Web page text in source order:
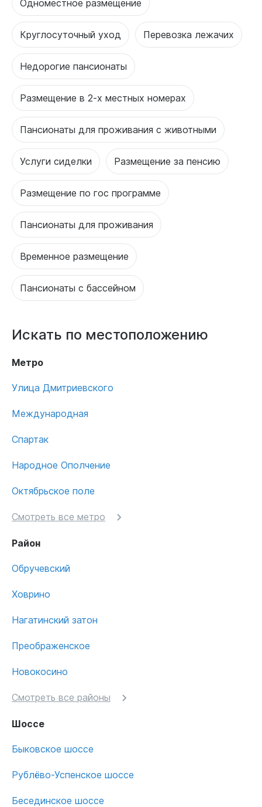
Одноместное размещение
Круглосуточный уход Перевозка лежачих
Недорогие пансионаты
Размещение в 2-х местных номерах
Пансионаты для проживания с животными
Услуги сиделки Размещение за пенсию
Размещение по гос программе
Пансионаты для проживания
Временное размещение
Пансионаты с бассейном
Искать по местоположению
Метро
Улица Дмитриевского
Международная
Спартак
Народное Ополчение
Октябрьское поле
Смотреть все метро
Район
Обручевский
Ховрино
Нагатинский затон
Преображенское
Новокосино
Смотреть все районы
Шоссе
Быковское шоссе
Рублёво-Успенское шоссе
Бесединское шоссе